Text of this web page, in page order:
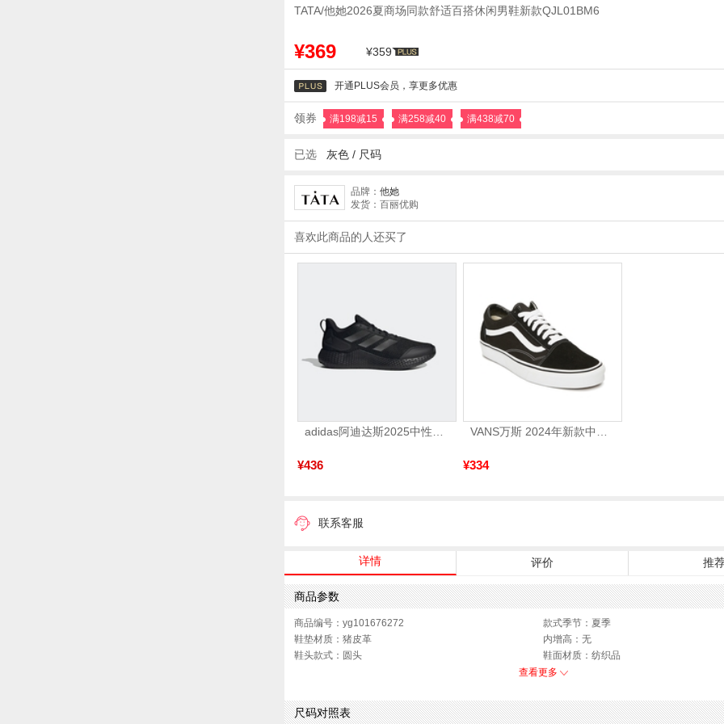
TATA/他她2026夏商场同款舒适百搭休闲男鞋新款QJL01BM6
¥369 ¥359
开通PLUS会员，享更多优惠
领券 满198减15 满258减40 满438减70
已选 灰色 / 尺码
品牌： 他她
发货：百丽优购
喜欢此商品的人还买了
¥436 ¥334
联系客服
详情 评价 推
商品参数
商品编号：yg101676272
款式季节：夏季
鞋垫材质：猪皮革
内增高：无
鞋头款式：圆头
鞋面材质：纺织品
制鞋工艺：胶贴皮鞋
40码鞋宽参考(男)：11CM
鞋面内里材质：猪皮革
性别：男子
皮质特征：软面皮
查看更多
尺码对照表